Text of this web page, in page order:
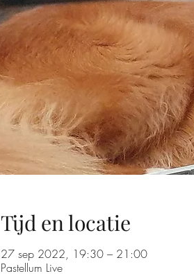
Tijd en locatie
27 sep 2022, 19:30 – 21:00
Pastellum Live